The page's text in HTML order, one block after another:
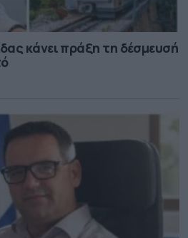
κάνει πράξη τη δέσμευσή